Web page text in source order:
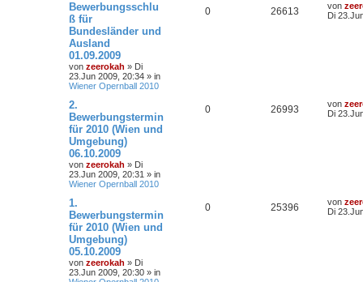
Bewerbungsschlu
ß für
Bundesländer und
Ausland
01.09.2009
von zeerokah » Di
23.Jun 2009, 20:34 » in
Wiener Opernball 2010
0 26613 von
Di
2.
Bewerbungstermin
für 2010 (Wien und
Umgebung)
06.10.2009
von zeerokah » Di
23.Jun 2009, 20:31 » in
Wiener Opernball 2010
0 26993 von
Di
1.
Bewerbungstermin
für 2010 (Wien und
Umgebung)
05.10.2009
von zeerokah » Di
23.Jun 2009, 20:30 » in
0 25396 von
Di